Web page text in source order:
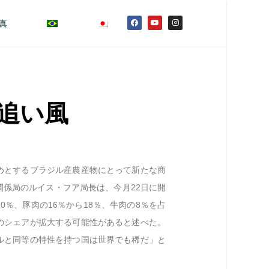
い風
するブラジル産農産物にとって新たな商
局のルイス・フア局長は、今月 22日に開
％、豚肉の16％から 18％、牛肉の8％を占
ェアが拡大する可能性があると述べた。
同等の特性を持つ国は世界でも稀だ」と